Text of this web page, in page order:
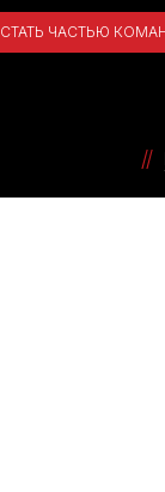
СТАТЬ ЧАСТЬЮ